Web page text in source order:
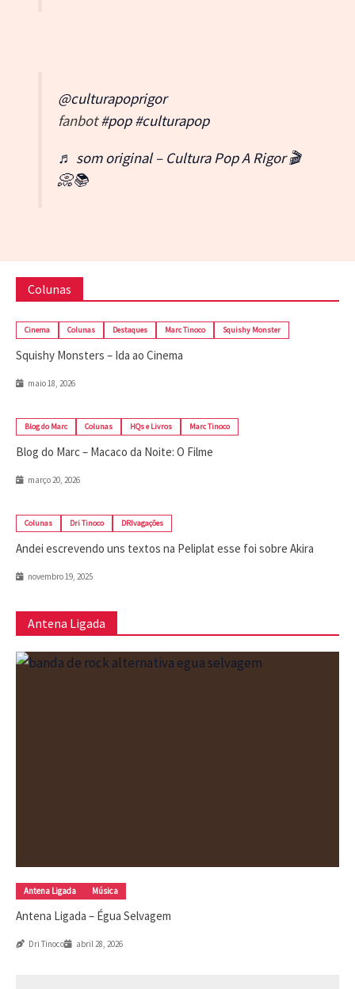
@culturapoprigor
fanbot#pop #culturapop
♬ som original – Cultura Pop A Rigor 🎬
📀📚
Colunas
Cinema Colunas Destaques Marc Tinoco Squishy Monster
Squishy Monsters – Ida ao Cinema
maio 18, 2026
Blog do Marc Colunas HQs e Livros Marc Tinoco
Blog do Marc – Macaco da Noite: O Filme
março 20, 2026
Colunas Dri Tinoco DRIvagações
Andei escrevendo uns textos na Peliplat esse foi sobre Akira
novembro 19, 2025
Antena Ligada
Antena Ligada Música
Antena Ligada – Égua Selvagem
Dri Tinoco abril 28, 2026